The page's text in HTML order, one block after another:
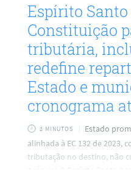
Espírito
Constituição
tributária,
redefine
Estado e
cronograma
2 MINUTOS
Estado
alinhada à EC 132 de 2023,
tributação no destino, não
próprias O Espírito Santo